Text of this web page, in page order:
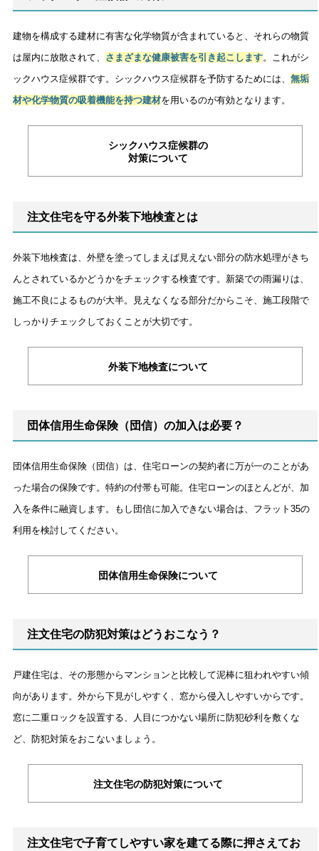
建物を構成する建材に有害な化学物質が含まれていると、それらの物質
は屋内に放散されて、 さまざまな健康被害を引き起こします。これがシ
ックハウス症候群です。シックハウス症候群を予防するためには、 無垢
材や化学物質の吸着機能を持つ建材を用いるのが有効となります。
シックハウス症候群の
対策について
注文住宅を守る外装下地検査とは
外装下地検査は、外壁を塗ってしまえば見えない部分の防水処理がきち
んとされているかどうかをチェックする検査です。新築での雨漏りは、
施工不良によるものが大半。見えなくなる部分だからこそ、施工段階で
しっかりチェックしておくことが大切です。
外装下地検査について
団体信用生命保険（団信）の加入は必要？
団体信用生命保険（団信）は、住宅ローンの契約者に万が一のことがあ
った場合の保険です。特約の付帯も可能。住宅ローンのほとんどが、加
入を条件に融資します。もし団信に加入できない場合は、フラット35の
利用を検討してください。
団体信用生命保険について
注文住宅の防犯対策はどうおこなう？
戸建住宅は、その形態からマンションと比較して泥棒に狙われやすい傾
向があります。外から下見がしやすく、窓から侵入しやすいからです。
窓に二重ロックを設置する、人目につかない場所に防犯砂利を敷くな
ど、防犯対策をおこないましょう。
注文住宅の防犯対策について
注文住宅で子育てしやすい家を建てる際に押さえてお